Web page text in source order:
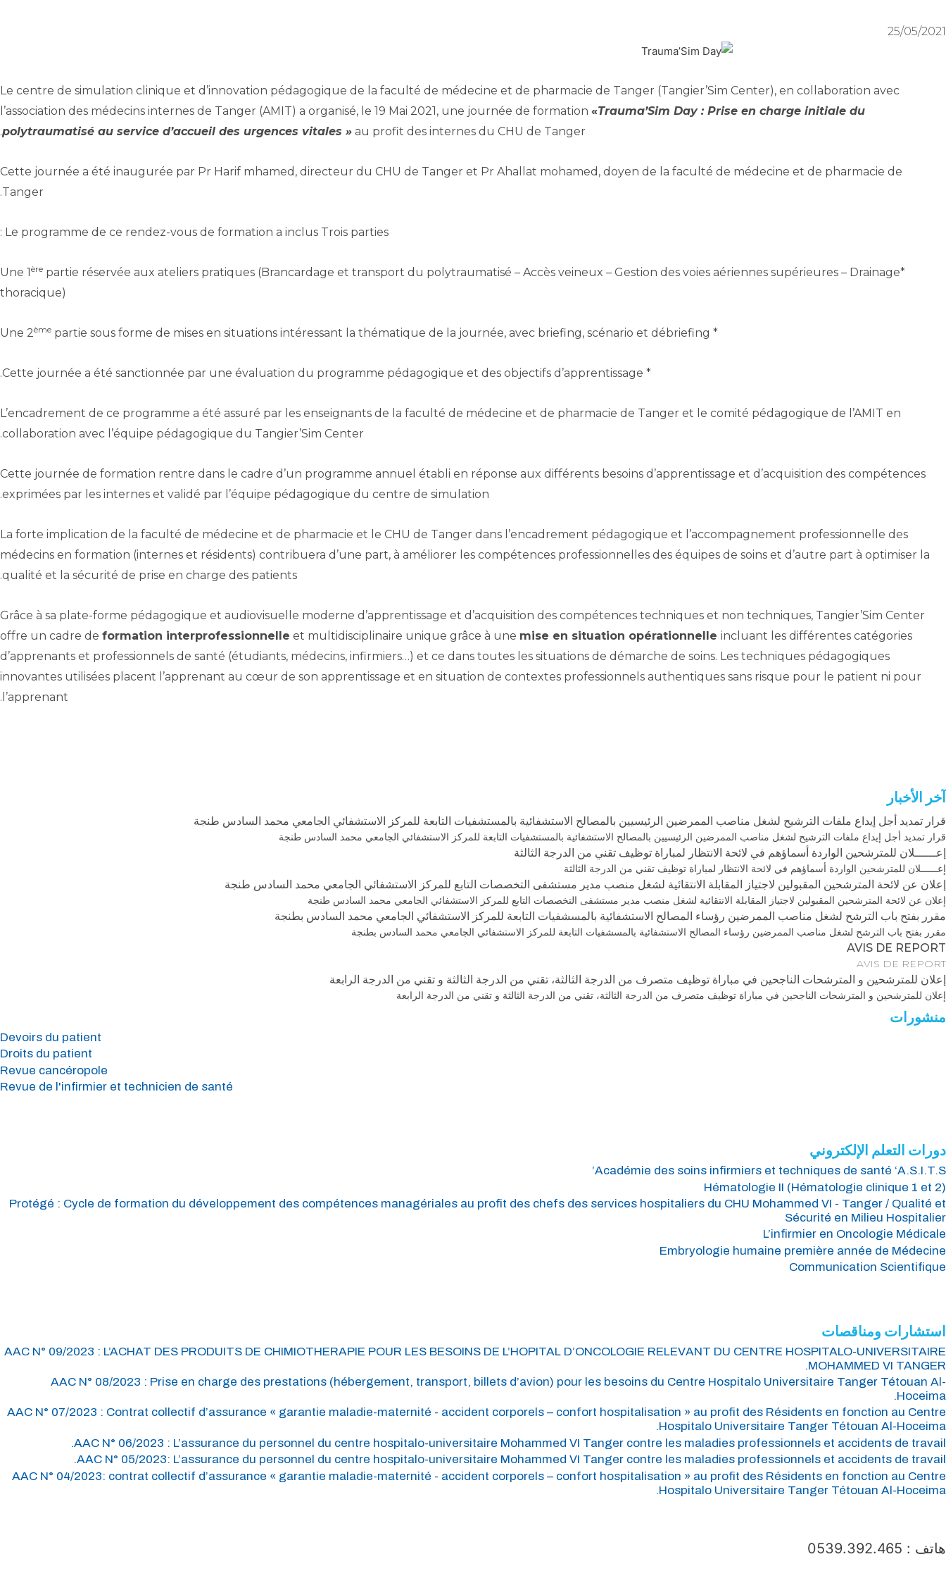
25/05/2021
Le centre de simulation clinique et d’innovation pédagogique de la faculté de médecine et de pharmacie de Tanger (Tangier’Sim Center), en collaboration avec
l’association des médecins internes de Tanger (AMIT) a organisé, le 19 Mai 2021, une journée de formation «Trauma’Sim Day : Prise en charge initiale du
polytraumatisé au service d’accueil des urgences vitales » au profit des internes du CHU de Tanger.
Cette journée a été inaugurée par Pr Harif mhamed, directeur du CHU de Tanger et Pr Ahallat mohamed, doyen de la faculté de médecine et de pharmacie de
Tanger.
Le programme de ce rendez-vous de formation a inclus Trois parties :
*Une 1
ère partie réservée aux ateliers pratiques (Brancardage et transport du polytraumatisé – Accès veineux – Gestion des voies aériennes supérieures – Drainage
thoracique)
* Une 2
ème partie sous forme de mises en situations intéressant la thématique de la journée, avec briefing, scénario et débriefing
* Cette journée a été sanctionnée par une évaluation du programme pédagogique et des objectifs d’apprentissage.
L’encadrement de ce programme a été assuré par les enseignants de la faculté de médecine et de pharmacie de Tanger et le comité pédagogique de l’AMIT en
collaboration avec l’équipe pédagogique du Tangier’Sim Center.
Cette journée de formation rentre dans le cadre d’un programme annuel établi en réponse aux différents besoins d’apprentissage et d’acquisition des compétences
exprimées par les internes et validé par l’équipe pédagogique du centre de simulation.
La forte implication de la faculté de médecine et de pharmacie et le CHU de Tanger dans l’encadrement pédagogique et l’accompagnement professionnelle des
médecins en formation (internes et résidents) contribuera d’une part, à améliorer les compétences professionnelles des équipes de soins et d’autre part à optimiser la
qualité et la sécurité de prise en charge des patients.
Grâce à sa plate-forme pédagogique et audiovisuelle moderne d’apprentissage et d’acquisition des compétences techniques et non techniques, Tangier’Sim Center
offre un cadre de formation interprofessionnelle et multidisciplinaire unique grâce à une mise en situation opérationnelle incluant les différentes catégories
d’apprenants et professionnels de santé (étudiants, médecins, infirmiers…) et ce dans toutes les situations de démarche de soins. Les techniques pédagogiques
innovantes utilisées placent l’apprenant au cœur de son apprentissage et en situation de contextes professionnels authentiques sans risque pour le patient ni pour
l’apprenant.
آخر الأخبار
قرار تمديد أجل إيداع ملفات الترشيح لشغل مناصب الممرضين الرئيسيين بالمصالح الاستشفائية بالمستشفيات التابعة للمركز الاستشفائي الجامعي محمد السادس طنجة
قرار تمديد أجل إيداع ملفات الترشيح لشغل مناصب الممرضين الرئيسيين بالمصالح الاستشفائية بالمستشفيات التابعة للمركز الاستشفائي الجامعي محمد السادس طنجة
إعــــــلان للمترشحين الواردة أسماؤهم في لائحة الانتظار لمباراة توظيف تقني من الدرجة الثالثة
إعــــــلان للمترشحين الواردة أسماؤهم في لائحة الانتظار لمباراة توظيف تقني من الدرجة الثالثة
إعلان عن لائحة المترشحين المقبولين لاجتياز المقابلة الانتقائية لشغل منصب مدير مستشفى التخصصات التابع للمركز الاستشفائي الجامعي محمد السادس طنجة
إعلان عن لائحة المترشحين المقبولين لاجتياز المقابلة الانتقائية لشغل منصب مدير مستشفى التخصصات التابع للمركز الاستشفائي الجامعي محمد السادس طنجة
مقرر بفتح باب الترشح لشغل مناصب الممرضين رؤساء المصالح الاستشفائية بالمسشفيات التابعة للمركز الاستشفائي الجامعي محمد السادس بطنجة
مقرر بفتح باب الترشح لشغل مناصب الممرضين رؤساء المصالح الاستشفائية بالمسشفيات التابعة للمركز الاستشفائي الجامعي محمد السادس بطنجة
AVIS DE REPORT
AVIS DE REPORT
إعلان للمترشحين و المترشحات الناجحين في مباراة توظيف متصرف من الدرجة الثالثة، تقني من الدرجة الثالثة و تقني من الدرجة الرابعة
إعلان للمترشحين و المترشحات الناجحين في مباراة توظيف متصرف من الدرجة الثالثة، تقني من الدرجة الثالثة و تقني من الدرجة الرابعة
منشورات
Devoirs du patient
Droits du patient
Revue cancéropole
Revue de l'infirmier et technicien de santé
دورات التعلم الإلكتروني
Académie des soins infirmiers et techniques de santé ‘A.S.I.T.S’
Hématologie II (Hématologie clinique 1 et 2)
Protégé : Cycle de formation du développement des compétences managériales au profit des chefs des services hospitaliers du CHU Mohammed VI - Tanger / Qualité et
Sécurité en Milieu Hospitalier
L’infirmier en Oncologie Médicale
Embryologie humaine première année de Médecine
Communication Scientifique
استشارات ومناقصات
AAC N° 09/2023 : L’ACHAT DES PRODUITS DE CHIMIOTHERAPIE POUR LES BESOINS DE L’HOPITAL D’ONCOLOGIE RELEVANT DU CENTRE HOSPITALO-UNIVERSITAIRE
MOHAMMED VI TANGER.
AAC N° 08/2023 : Prise en charge des prestations (hébergement, transport, billets d’avion) pour les besoins du Centre Hospitalo Universitaire Tanger Tétouan Al-
Hoceima.
AAC N° 07/2023 : Contrat collectif d’assurance « garantie maladie-maternité - accident corporels – confort hospitalisation » au profit des Résidents en fonction au Centre
Hospitalo Universitaire Tanger Tétouan Al-Hoceima.
AAC N° 06/2023 : L’assurance du personnel du centre hospitalo-universitaire Mohammed VI Tanger contre les maladies professionnels et accidents de travail.
AAC N° 05/2023: L’assurance du personnel du centre hospitalo-universitaire Mohammed VI Tanger contre les maladies professionnels et accidents de travail.
AAC N° 04/2023: contrat collectif d’assurance « garantie maladie-maternité - accident corporels – confort hospitalisation » au profit des Résidents en fonction au Centre
Hospitalo Universitaire Tanger Tétouan Al-Hoceima.
هاتف : 0539.392.465